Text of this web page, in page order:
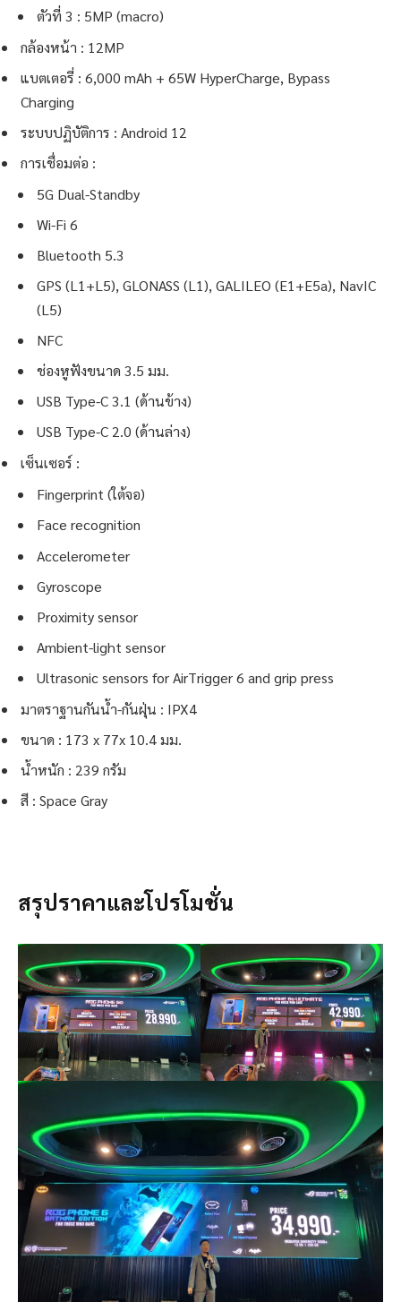
ตัวที่ 3 : 5MP (macro)
กล้องหน้า : 12MP
แบตเตอรี่ : 6,000 mAh + 65W HyperCharge, Bypass
Charging
ระบบปฏิบัติการ : Android 12
การเชื่อมต่อ :
5G Dual-Standby
Wi-Fi 6
Bluetooth 5.3
GPS (L1+L5), GLONASS (L1), GALILEO (E1+E5a), NavIC
(L5)
NFC
ช่องหูฟังขนาด 3.5 มม.
USB Type-C 3.1 (ด้านข้าง)
USB Type-C 2.0 (ด้านล่าง)
เซ็นเซอร์ :
Fingerprint (ใต้จอ)
Face recognition
Accelerometer
Gyroscope
Proximity sensor
Ambient-light sensor
Ultrasonic sensors for AirTrigger 6 and grip press
มาตราฐานกันน้ำ-กันฝุ่น : IPX4
ขนาด : 173 x 77x 10.4 มม.
น้ำหนัก : 239 กรัม
สี : Space Gray
สรุปราคาและโปรโมชั่น